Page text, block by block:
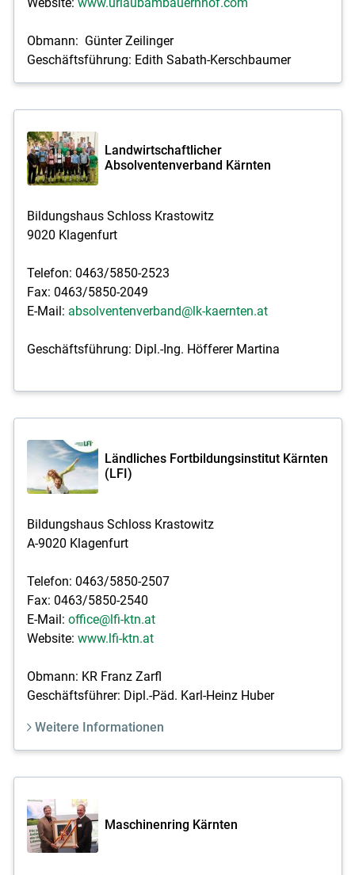
Obmann: Günter Zeilinger
Geschäftsführung: Edith Sabath-Kerschbaumer
Landwirtschaftlicher
Absolventenverband Kärnten
Bildungshaus Schloss Krastowitz
9020 Klagenfurt
Telefon: 0463/5850-2523
Fax: 0463/5850-2049
E-Mail: absolventenverband@lk-kaernten.at
Geschäftsführung: Dipl.-Ing. Höfferer Martina
Ländliches Fortbildungsinstitut Kärnten
(LFI)
Bildungshaus Schloss Krastowitz
A-9020 Klagenfurt
Telefon: 0463/5850-2507
Fax: 0463/5850-2540
E-Mail: office@lfi-ktn.at
Website: www.lfi-ktn.at
Obmann: KR Franz Zarfl
Geschäftsführer: Dipl.-Päd. Karl-Heinz Huber
Weitere Informationen
Maschinenring Kärnten